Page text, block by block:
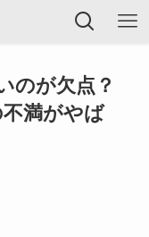
のが欠点？
満がやば